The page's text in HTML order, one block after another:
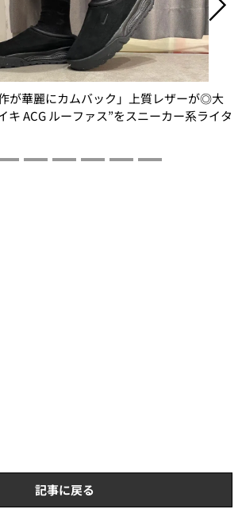
が華麗にカムバック」上質レザーが◎大
キ ACG ルーファス”をスニーカー系ライタ
記事に戻る